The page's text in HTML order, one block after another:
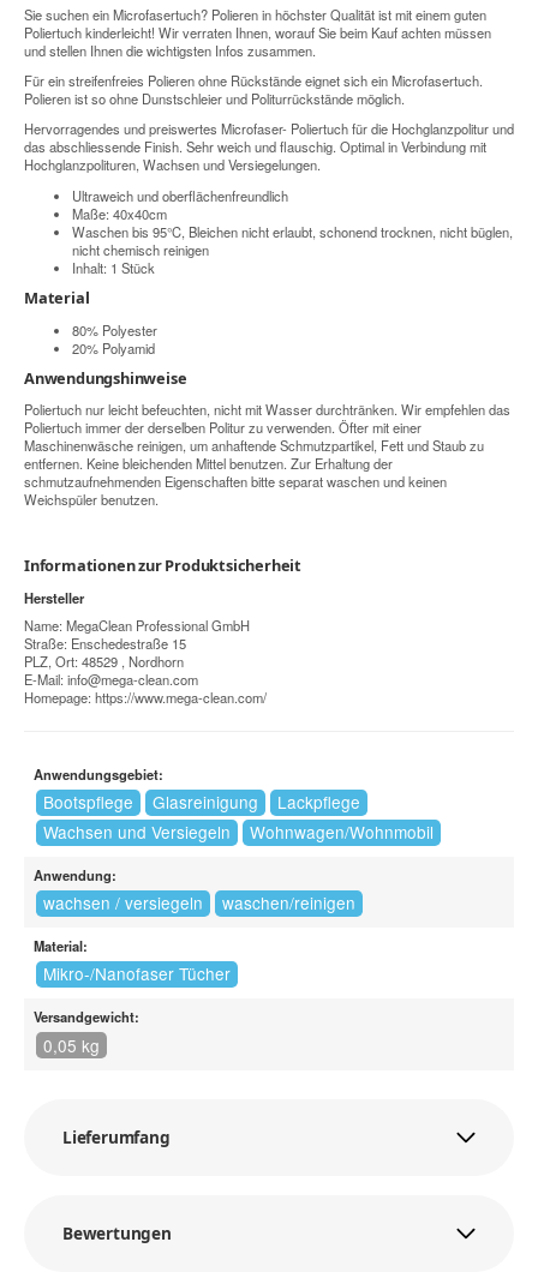
Sie suchen ein Microfasertuch? Polieren in höchster Qualität ist mit einem guten
Poliertuch kinderleicht! Wir verraten Ihnen, worauf Sie beim Kauf achten müssen
und stellen Ihnen die wichtigsten Infos zusammen.
Für ein streifenfreies Polieren ohne Rückstände eignet sich ein Microfasertuch.
Polieren ist so ohne Dunstschleier und Politurrückstände möglich.
Hervorragendes und preiswertes Microfaser- Poliertuch für die Hochglanzpolitur und
das abschliessende Finish. Sehr weich und flauschig. Optimal in Verbindung mit
Hochglanzpolituren, Wachsen und Versiegelungen.
Ultraweich und oberflächenfreundlich
Maße: 40x40cm
Waschen bis 95°C, Bleichen nicht erlaubt, schonend trocknen, nicht büglen,
nicht chemisch reinigen
Inhalt: 1 Stück
Material
80% Polyester
20% Polyamid
Anwendungshinweise
Poliertuch nur leicht befeuchten, nicht mit Wasser durchtränken. Wir empfehlen das
Poliertuch immer der derselben Politur zu verwenden. Öfter mit einer
Maschinenwäsche reinigen, um anhaftende Schmutzpartikel, Fett und Staub zu
entfernen. Keine bleichenden Mittel benutzen. Zur Erhaltung der
schmutzaufnehmenden Eigenschaften bitte separat waschen und keinen
Weichspüler benutzen.
Informationen zur Produktsicherheit
Hersteller
Name: MegaClean Professional GmbH
Straße: Enschedestraße 15
PLZ, Ort: 48529 , Nordhorn
E-Mail: info@mega-clean.com
Homepage: https://www.mega-clean.com/
Anwendungsgebiet:
Bootspflege Glasreinigung
Lackpflege
Wachsen und Versiegeln
Wohnwagen/Wohnmobil
Anwendung:
wachsen / versiegeln waschen/reinigen
Material:
Mikro-/Nanofaser Tücher
Versandgewicht:
0,05 kg
Lieferumfang
Bewertungen